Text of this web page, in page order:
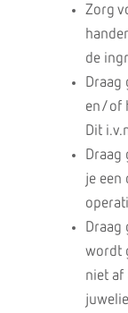
Zorg
de
Draag
en/of
Dit
Draag
je een
Draag
wordt
niet af